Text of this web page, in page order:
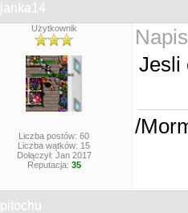
janka14
Użytkownik
Liczba postów: 60
Liczba wątków: 15
Dołączył: Jan 2017
Reputacja: 35
Jesli
/
pitochu